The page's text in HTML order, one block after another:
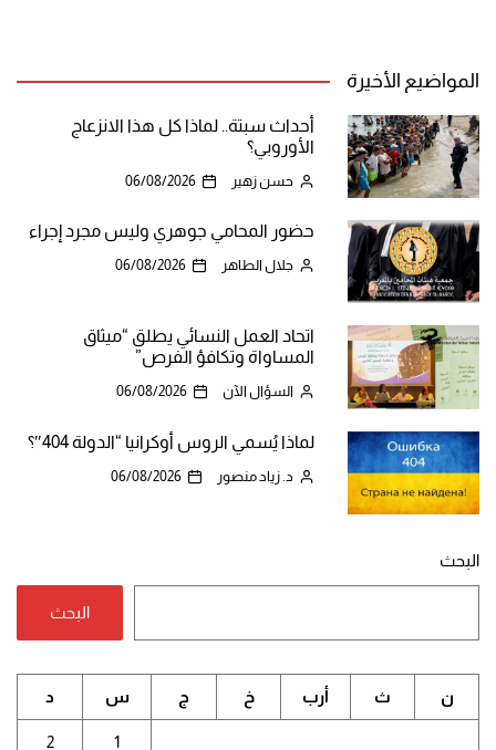
المواضيع الأخيرة
أحداث سبتة.. لماذا كل هذا الانزعاج
الأوروبي؟
حسن زهير 06/08/2026
حضور المحامي جوهري وليس مجرد إجراء
جلال الطاهر 06/08/2026
اتحاد العمل النسائي يطلق “ميثاق
المساواة وتكافؤ الفرص”
السؤال الآن 06/08/2026
لماذا يُسمي الروس أوكرانيا “الدولة 404″؟
د. زياد منصور 06/08/2026
البحث
البحث
ن ث أرب خ ج س د
1
2